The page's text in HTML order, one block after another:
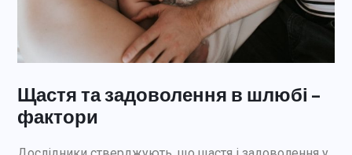
Щастя та задоволення в шлюбі –
фактори